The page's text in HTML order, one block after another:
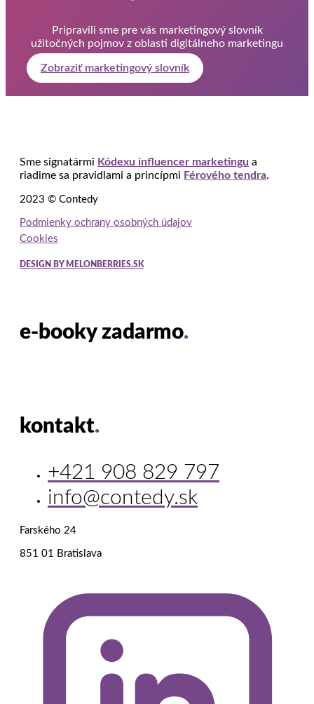
Pripravili sme pre vás marketingový slovník
užitočných pojmov z oblasti digitálneho marketingu
Zobraziť marketingový slovník
Sme signatármi Kódexu influencer marketingu a
riadime sa pravidlami a princípmi Férového tendra.
2023 © Contedy
Podmienky ochrany osobných údajov
Cookies
DESIGN BY MELONBERRIES.SK
e-booky zadarmo.
kontakt.
+421 908 829 797
info@contedy.sk
Farského 24
851 01 Bratislava